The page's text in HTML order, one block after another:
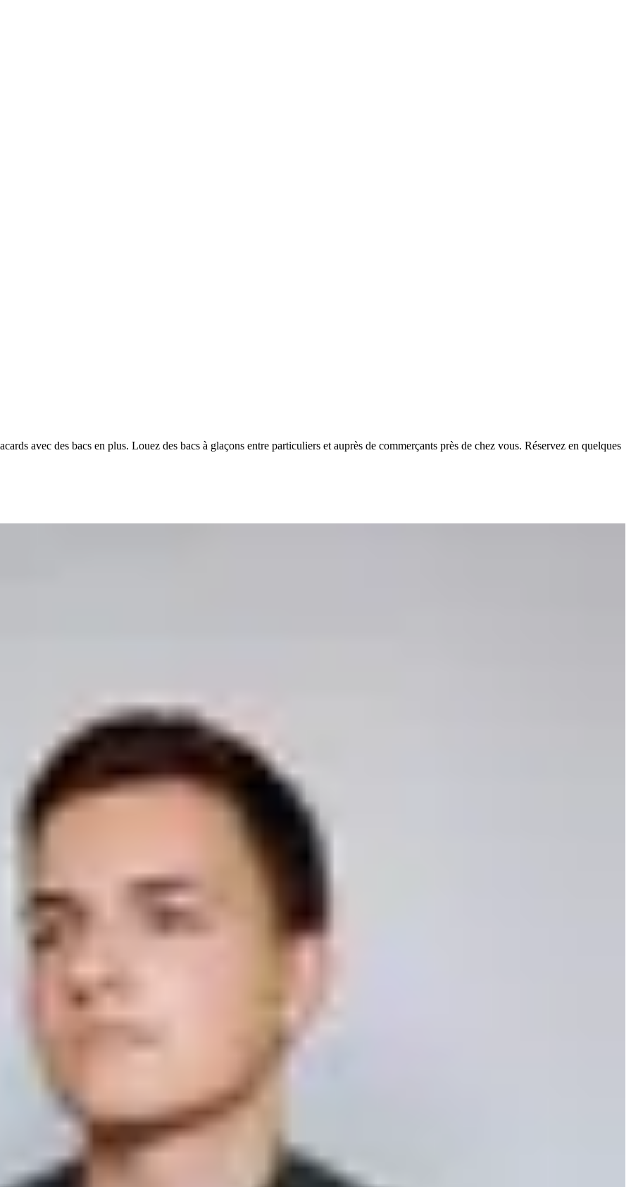
avec des bacs en plus. Louez des bacs à glaçons entre particuliers et auprès de commerçants près de chez vous. Réservez en quelques